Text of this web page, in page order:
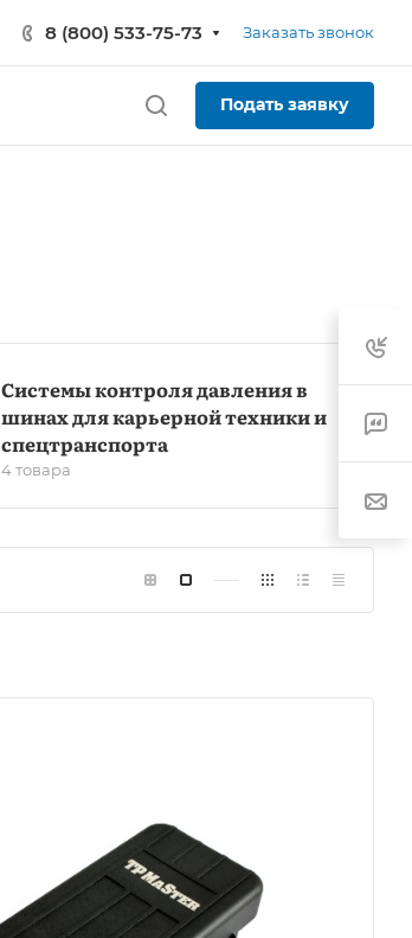
8 (800) 533-75-73 Заказать звонок
Подать заявку
Системы контроля давления в
шинах для карьерной техники и
спецтранспорта
4 товара